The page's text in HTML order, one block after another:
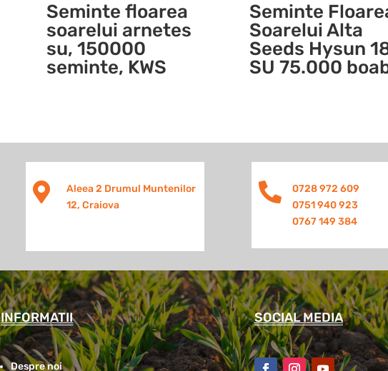
Seminte floarea
soarelui arnetes
su, 150000
seminte, KWS
Seminte
Soarelui Alta
Seeds Hysun
SU 75.000

Aleea 2 Drumul Muntenilor
12, Craiova

0728 972 609
0751 940 923
0767 149 384
INFORMATII
Despre noi
SOCIAL MEDIA